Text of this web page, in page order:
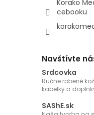
Korako
cebooku
Navštívte
Srdcovka
Ručne robené
kabelky a
SAShE.sk